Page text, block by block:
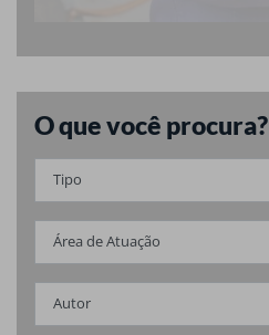
O que você procura?